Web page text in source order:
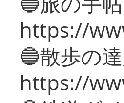
https://
🔵散歩の
https://